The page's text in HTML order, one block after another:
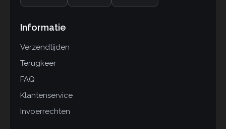
Informatie
Verzendtijden
Terugkeer
FAQ
Klantenservice
Invoerrechten